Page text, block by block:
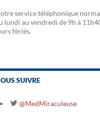
service téléphonique
lundi au vendredi de 9h à
fériés.
SUIVRE
@MedMiraculeuse